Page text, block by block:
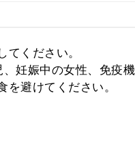
ください。
妊娠中の女性、免疫機
避けてください。